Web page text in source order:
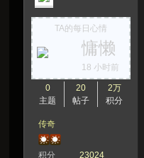
TA的每日心情
慵懒
18 小时前
0
主题
20
帖子
2万
积分
传奇
积分
23024